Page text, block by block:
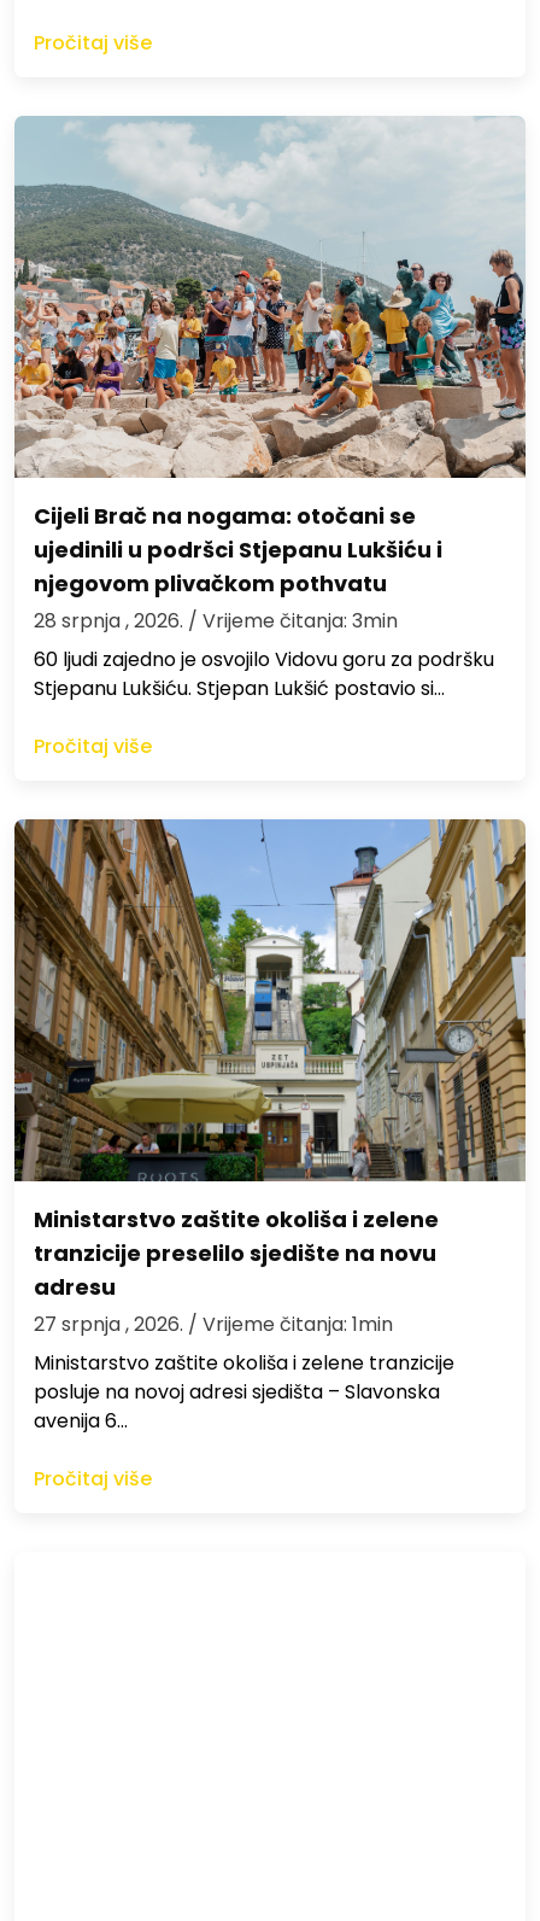
Pročitaj više
Cijeli Brač na nogama: otočani se
ujedinili u podršci Stjepanu Lukšiću i
njegovom plivačkom pothvatu
28 srpnja , 2026. / Vrijeme čitanja: 3min
60 ljudi zajedno je osvojilo Vidovu goru za podršku
Stjepanu Lukšiću. Stjepan Lukšić postavio si…
Pročitaj više
Ministarstvo zaštite okoliša i zelene
tranzicije preselilo sjedište na novu
adresu
27 srpnja , 2026. / Vrijeme čitanja: 1min
Ministarstvo zaštite okoliša i zelene tranzicije
posluje na novoj adresi sjedišta – Slavonska
avenija 6…
Pročitaj više